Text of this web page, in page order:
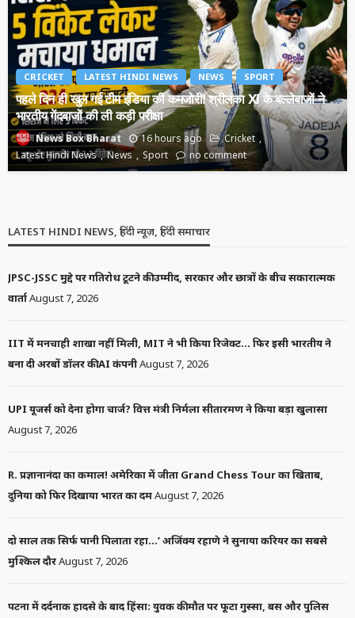
CRICKET LATEST HINDI NEWS NEWS SPORT
पहले दिन ही खुल गई टीम इंडिया की कमजोरी! श्रीलंका XI के बल्लेबाजों ने
भारतीय गेंदबाजों की ली कड़ी परीक्षा
News Box Bharat 16 hours ago
Cricket
Latest Hindi News
News Sport no comment
LATEST HINDI NEWS, हिंदी न्यूज़, हिंदी समाचार
JPSC-JSSC मुद्दे पर गतिरोध टूटने की उम्मीद, सरकार और छात्रों के बीच सकारात्मक
वार्ताAugust 7, 2026
IIT में मनचाही शाखा नहीं मिली, MIT ने भी किया रिजेक्ट… फिर इसी भारतीय ने
बना दी अरबों डॉलर की AI कंपनीAugust 7, 2026
UPI यूजर्स को देना होगा चार्ज? वित्त मंत्री निर्मला सीतारमण ने किया बड़ा खुलासा
August 7, 2026
R. प्रज्ञानानंदा का कमाल! अमेरिका में जीता Grand Chess Tour का खिताब,
दुनिया को फिर दिखाया भारत का दमAugust 7, 2026
दो साल तक सिर्फ पानी पिलाता रहा…’ अजिंक्य रहाणे ने सुनाया करियर का सबसे
मुश्किल दौरAugust 7, 2026
पटना में दर्दनाक हादसे के बाद हिंसा: युवक की मौत पर फूटा गुस्सा, बस और पुलिस